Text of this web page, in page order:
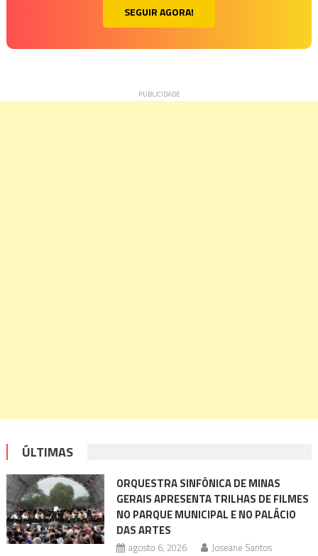
SEGUIR AGORA!
ÚLTIMAS
ORQUESTRA SINFÔNICA DE MINAS
GERAIS APRESENTA TRILHAS DE FILMES
NO PARQUE MUNICIPAL E NO PALÁCIO
DAS ARTES
agosto 6, 2026 Joseane Santos